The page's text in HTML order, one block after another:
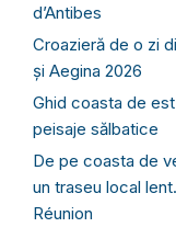
d’Antibes
Croazieră de o zi
și Aegina 2026
Ghid coasta de
peisaje sălbatice
De pe coasta de
un traseu local
Réunion